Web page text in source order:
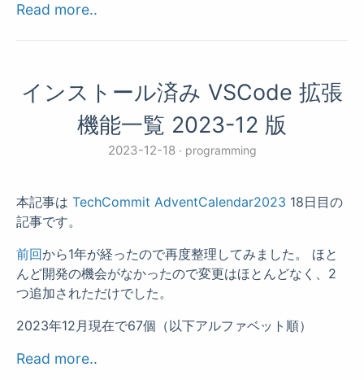
Read more..
インストール済み VSCode 拡張
機能一覧 2023-12 版
2023-12-18 programming
本記事は TechCommit AdventCalendar2023 18日目の
記事です。
前回から1年が経ったので再度整理してみました。 ほと
んど開発の機会がなかったので変更はほとんどなく、2
つ追加されただけでした。
2023年12月現在で67個（以下アルファベット順）
Read more..